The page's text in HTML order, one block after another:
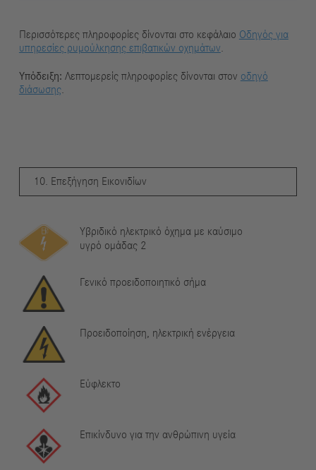
Περισσότερες πληροφορίες δίνονται στο κεφάλαιο Οδηγός για
υπηρεσίες ρυμούλκησης επιβατικών οχημάτων
Υπόδειξη: Λεπτομερείς πληροφορίες δίνονται στον οδηγό
διάσωσης.
10. Επεξήγηση Εικονιδίων
Υβριδικό ηλεκτρικό όχημα με καύσιμο
υγρό ομάδας 2
Γενικό προειδοποιητικό σήμα
Προειδοποίηση, ηλεκτρική ενέργεια
Εύφλεκτο
Επικίνδυνο για την ανθρώπινη υγεία